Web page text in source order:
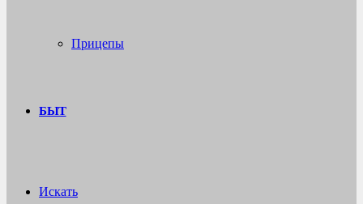
Прицепы
БЫТ
Искать